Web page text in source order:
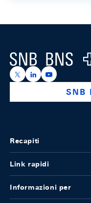
Logo
https://x.com/
https://https://
SNB
Recapiti
Link rapidi
Informazioni per